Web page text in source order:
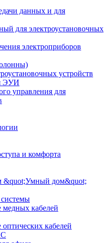
данных и для
для электроустановочных
электроприборов
устройств
ЭУИ
управления для
и комфорта
&quot;Умный дом&quot;
кабелей
кабелей